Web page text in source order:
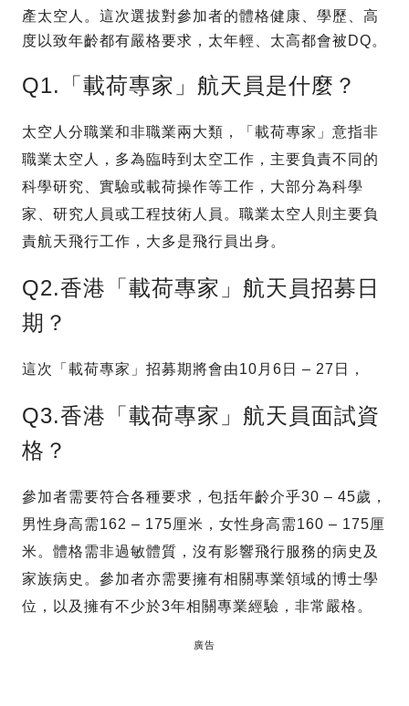
產太空人。這次選拔對參加者的體格健康、學歷、高
度以致年齡都有嚴格要求，太年輕、太高都會被DQ。
Q1.「載荷專家」航天員是什麼？
太空人分職業和非職業兩大類，「載荷專家」意指非
職業太空人，多為臨時到太空工作，主要負責不同的
科學研究、實驗或載荷操作等工作，大部分為科學
家、研究人員或工程技術人員。職業太空人則主要負
責航天飛行工作，大多是飛行員出身。
Q2.香港「載荷專家」航天員招募日
期？
這次「載荷專家」招募期將會由10月6日 – 27日，
Q3.香港「載荷專家」航天員面試資
格？
參加者需要符合各種要求，包括年齡介乎30 – 45歲，
男性身高需162 – 175厘米，女性身高需160 – 175厘
米。體格需非過敏體質，沒有影響飛行服務的病史及
家族病史。參加者亦需要擁有相關專業領域的博士學
位，以及擁有不少於3年相關專業經驗，非常嚴格。
廣告